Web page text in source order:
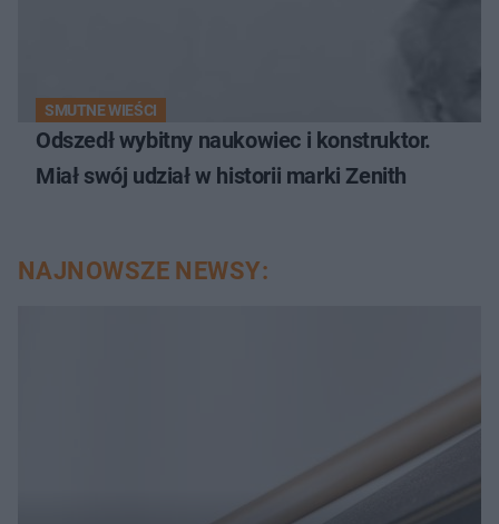
SMUTNE WIEŚCI
Odszedł wybitny naukowiec i konstruktor.
Miał swój udział w historii marki Zenith
NAJNOWSZE NEWSY: